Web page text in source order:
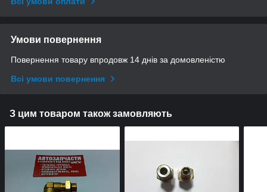
Умови повернення
Повернення товару впродовж 14 днів за домовленістю
Всі умови повернення
З цим товаром також замовляють